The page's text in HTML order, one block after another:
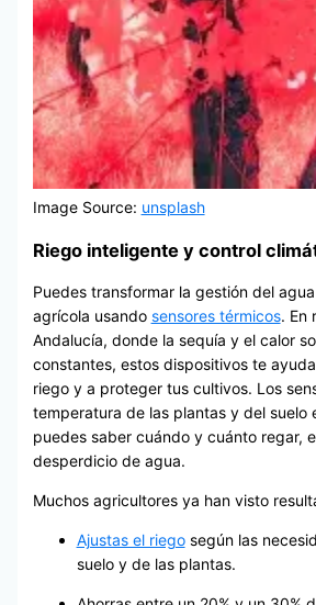
Image Source: unsplash
Riego inteligente y control
Puedes transformar la gestión del
agrícola usando sensores térmicos. En
Andalucía, donde la sequía y el calor
constantes, estos dispositivos te
riego y a proteger tus cultivos. Los
temperatura de las plantas y del suelo
puedes saber cuándo y cuánto regar,
desperdicio de agua.
Muchos agricultores ya han visto
Ajustas el riegosegún las
suelo y de las plantas.